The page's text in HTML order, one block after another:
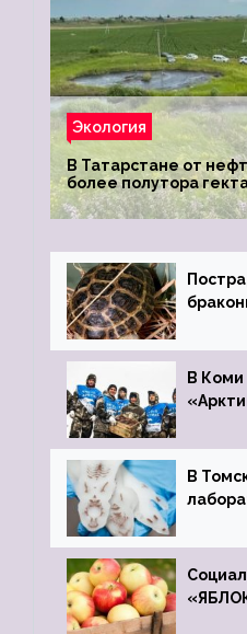
Экология
В Татарстане от
более полутора
В Коми
В